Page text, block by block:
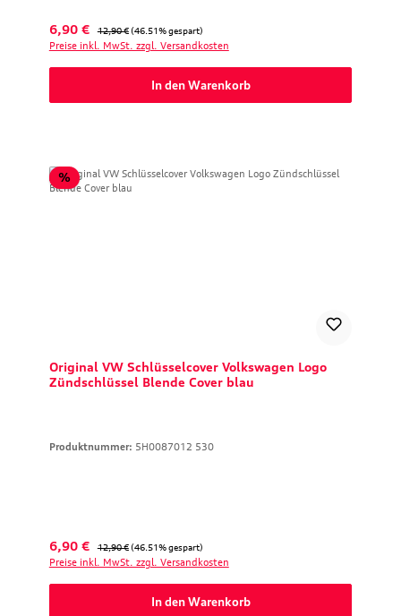
Verkaufspreis:
6,90 € Regulärer Preis:
12,90 € (46.51% gespart)
Preise inkl. MwSt. zzgl. Versandkosten
In den Warenkorb
%Rabatt
Original VW Schlüsselcover Volkswagen Logo
Zündschlüssel Blende Cover blau
Produktnummer: 5H0087012 530
Verkaufspreis:
6,90 € Regulärer Preis:
12,90 € (46.51% gespart)
Preise inkl. MwSt. zzgl. Versandkosten
In den Warenkorb